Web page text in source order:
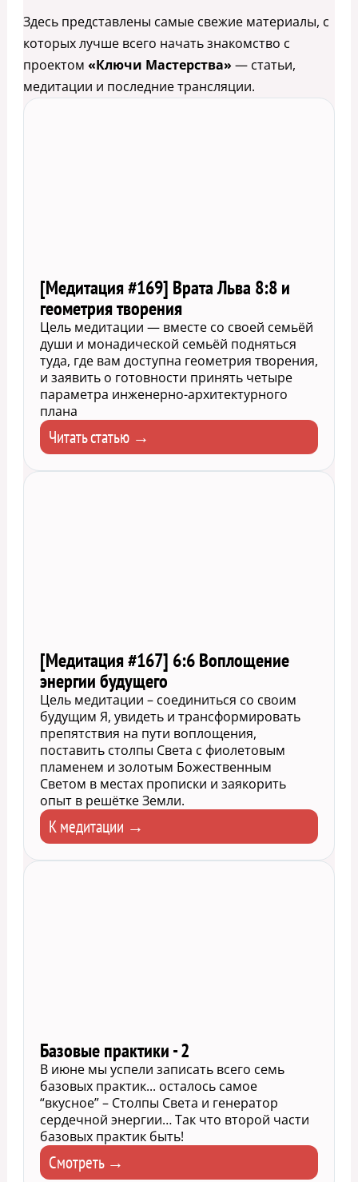
Здесь представлены самые свежие материалы, с
которых лучше всего начать знакомство с
проектом «Ключи Мастерства» — статьи,
медитации и последние трансляции.
[Медитация #169] Врата Льва 8:8 и
геометрия творения
Цель медитации — вместе со своей семьёй
души и монадической семьёй подняться
туда, где вам доступна геометрия творения,
и заявить о готовности принять четыре
параметра инженерно-архитектурного
плана
Читать статью →
[Медитация #167] 6:6 Воплощение
энергии будущего
Цель медитации – соединиться со своим
будущим Я, увидеть и трансформировать
препятствия на пути воплощения,
поставить столпы Света с фиолетовым
пламенем и золотым Божественным
Светом в местах прописки и заякорить
опыт в решётке Земли.
К медитации →
Базовые практики - 2
В июне мы успели записать всего семь
базовых практик... осталось самое
“вкусное” – Столпы Света и генератор
сердечной энергии… Так что второй части
базовых практик быть!
Смотреть →